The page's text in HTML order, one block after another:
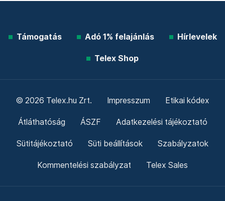
Támogatás Adó 1% felajánlás Hírlevelek
Telex Shop
© 2026 Telex.hu Zrt. Impresszum Etikai kódex
Átláthatóság ÁSZF Adatkezelési tájékoztató
Sütitájékoztató Süti beállítások Szabályzatok
Kommentelési szabályzat Telex Sales